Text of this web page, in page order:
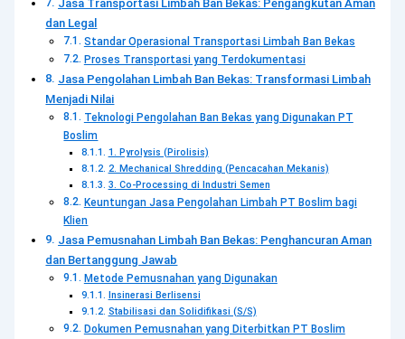
Jasa Transportasi Limbah Ban Bekas: Pengangkutan Aman
dan Legal
Standar Operasional Transportasi Limbah Ban Bekas
Proses Transportasi yang Terdokumentasi
Jasa Pengolahan Limbah Ban Bekas: Transformasi Limbah
Menjadi Nilai
Teknologi Pengolahan Ban Bekas yang Digunakan PT
Boslim
1. Pyrolysis (Pirolisis)
2. Mechanical Shredding (Pencacahan Mekanis)
3. Co-Processing di Industri Semen
Keuntungan Jasa Pengolahan Limbah PT Boslim bagi
Klien
Jasa Pemusnahan Limbah Ban Bekas: Penghancuran Aman
dan Bertanggung Jawab
Metode Pemusnahan yang Digunakan
Insinerasi Berlisensi
Stabilisasi dan Solidifikasi (S/S)
Dokumen Pemusnahan yang Diterbitkan PT Boslim